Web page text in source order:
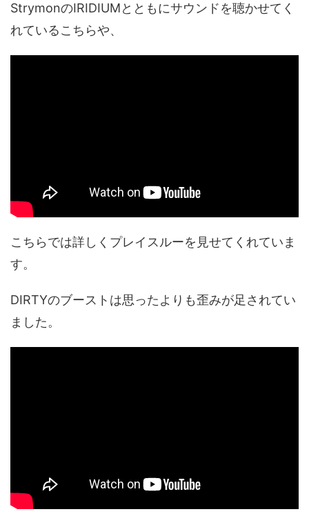
StrymonのIRIDIUMとともにサウンドを聴かせてく
れているこちらや、
こちらでは詳しくプレイスルーを見せてくれていま
す。
DIRTYのブーストは思ったよりも歪みが足されてい
ました。